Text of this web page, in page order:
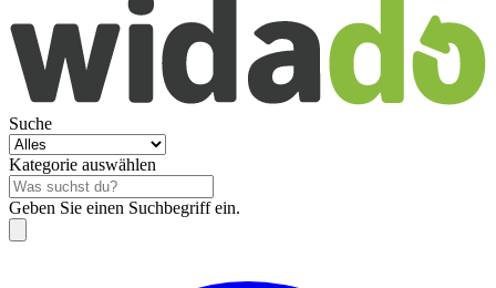
Suche
Kategorie auswählen
Geben Sie einen Suchbegriff ein.